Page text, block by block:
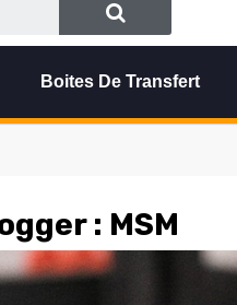
Boites De Transfert
: MSM